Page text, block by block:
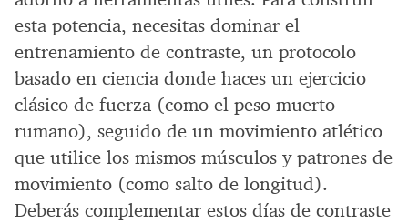
esta potencia, necesitas dominar el
entrenamiento de contraste, un protocolo
basado en ciencia donde haces un ejercicio
clásico de fuerza (como el peso muerto
rumano), seguido de un movimiento atlético
que utilice los mismos músculos y patrones de
movimiento (como salto de longitud).
Deberás complementar estos días de contraste